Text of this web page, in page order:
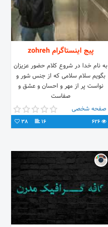
پیج اینستاگرام zohreh
به نام خدا در شروع کلام حضور عزیزان
بگویم سلام سلامی که از جنس شور و
نواست پر از مهر و احسان و عشق و
صفاست
صفحه شخصی
16
38